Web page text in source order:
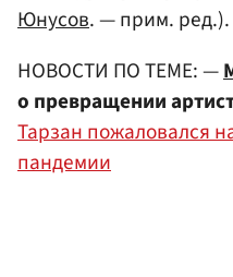
Юнусов. — прим. ред.).
НОВОСТИ ПО ТЕМЕ: —
о превращении
Тарзан пожаловался
пандемии